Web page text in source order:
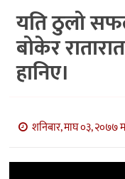
वरपर
शिक्षा
आर्थिक
अन्तर्वार्ता
मनोरञ्जन
यति ठुलो
बोकेर
हानिए।
शनिबार, माघ ०३, २०७७